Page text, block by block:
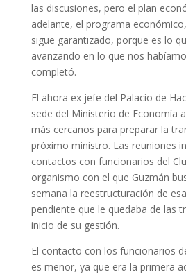
las discusiones, pero el plan
adelante, el programa
sigue garantizado, porque es lo
avanzando en lo que nos
completó.
El ahora ex jefe del Palacio de
sede del Ministerio de Economía
más cercanos para preparar la
próximo ministro. Las reuniones
contactos con funcionarios del
organismo con el que Guzmán
semana la reestructuración de
pendiente que le quedaba de las
inicio de su gestión.
El contacto con los funcionarios
es menor, ya que era la primera